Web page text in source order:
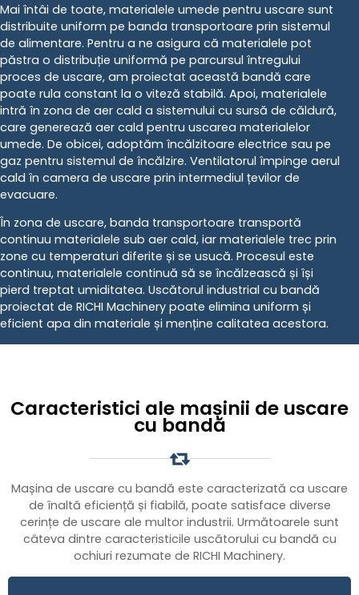
Mai întâi de toate, materialele umede pentru uscare sunt
distribuite uniform pe banda transportoare prin sistemul
de alimentare. Pentru a ne asigura că materialele pot
păstra o distribuție uniformă pe parcursul întregului
proces de uscare, am proiectat această bandă care
poate rula constant la o viteză stabilă. Apoi, materialele
intră în zona de aer cald a sistemului cu sursă de căldură,
care generează aer cald pentru uscarea materialelor
umede. De obicei, adoptăm încălzitoare electrice sau pe
gaz pentru sistemul de încălzire. Ventilatorul împinge aerul
cald în camera de uscare prin intermediul țevilor de
evacuare.
În zona de uscare, banda transportoare transportă
continuu materialele sub aer cald, iar materialele trec prin
zone cu temperaturi diferite și se usucă. Procesul este
continuu, materialele continuă să se încălzească și își
pierd treptat umiditatea. Uscătorul industrial cu bandă
proiectat de RICHI Machinery poate elimina uniform și
eficient apa din materiale și menține calitatea acestora.
Caracteristici ale mașinii de uscare
cu bandă
Mașina de uscare cu bandă este caracterizată ca uscare
de înaltă eficiență și fiabilă, poate satisface diverse
cerințe de uscare ale multor industrii. Următoarele sunt
câteva dintre caracteristicile uscătorului cu bandă cu
ochiuri rezumate de RICHI Machinery.